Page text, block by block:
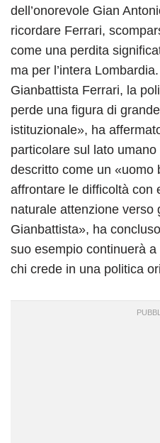
dell’onorevole Gian
ricordare Ferrari,
come una perdita
ma per l’intera
Gianbattista Ferrari, la
perde una figura di
istituzionale», ha
particolare sul lato
descritto come un «uomo
affrontare le difficoltà con
naturale attenzione verso
Gianbattista», ha
suo esempio continuerà
chi crede in una politica